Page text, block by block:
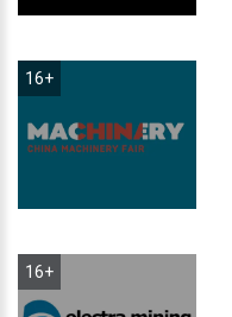
16+
16+